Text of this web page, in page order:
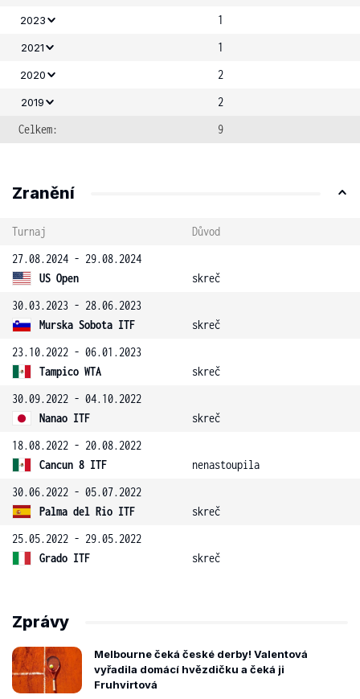
2023 1
2021 1
2020 2
2019
2
Celkem:
9
Zranění
Turnaj
Důvod
27.08.2024 - 29.08.2024
US Open
skreč
30.03.2023 - 28.06.2023
Murska Sobota ITF
skreč
23.10.2022 - 06.01.2023
Tampico WTA
skreč
30.09.2022 - 04.10.2022
Nanao ITF
skreč
18.08.2022 - 20.08.2022
Cancun 8 ITF
nenastoupila
30.06.2022 - 05.07.2022
Palma del Rio ITF
skreč
25.05.2022 - 29.05.2022
Grado ITF
skreč
Zprávy
Melbourne čeká české derby! Valentová
vyřadila domácí hvězdičku a čeká ji
Fruhvirtová